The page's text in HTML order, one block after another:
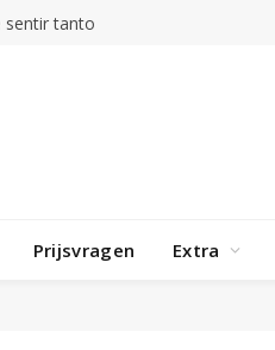
Prijsvragen Extra